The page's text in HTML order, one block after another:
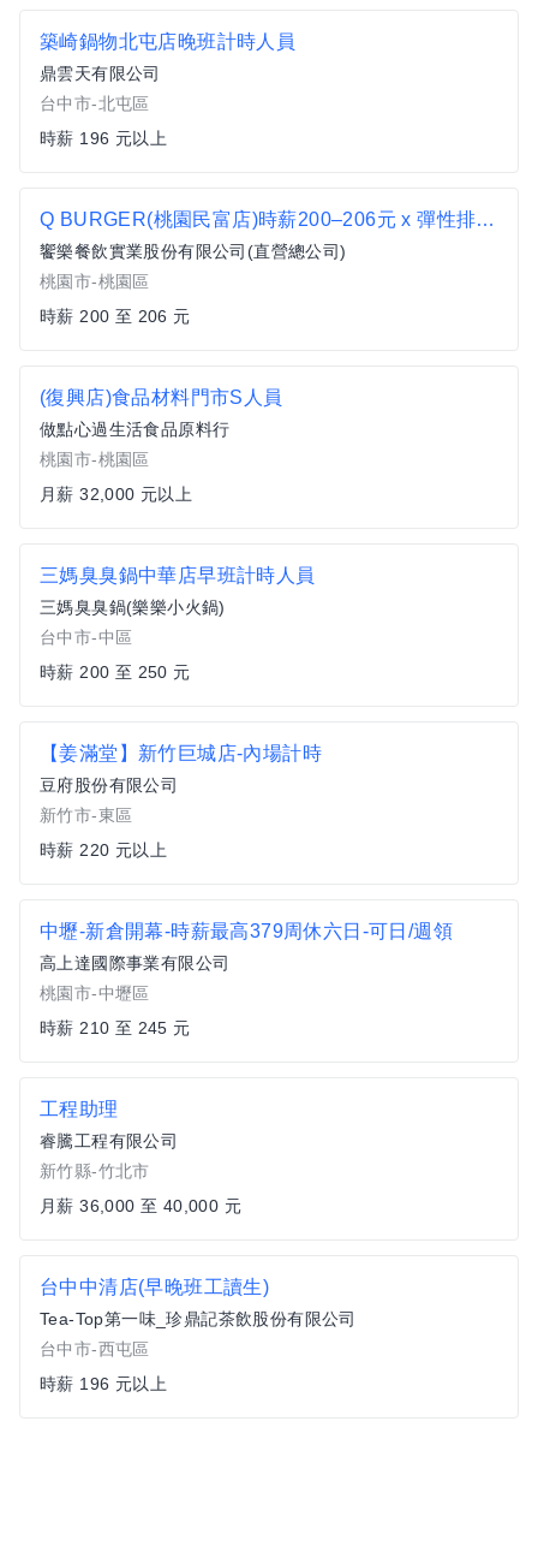
築崎鍋物北屯店晚班計時人員
鼎雲天有限公司
台中市-北屯區
時薪 196 元以上
Q BURGER(桃園民富店)時薪200–206元 x 彈性排班 x 雙週發薪快又讚
饗樂餐飲實業股份有限公司(直營總公司)
桃園市-桃園區
時薪 200 至 206 元
(復興店)食品材料門市S人員
做點心過生活食品原料行
桃園市-桃園區
月薪 32,000 元以上
三媽臭臭鍋中華店早班計時人員
三媽臭臭鍋(樂樂小火鍋)
台中市-中區
時薪 200 至 250 元
【姜滿堂】新竹巨城店-內場計時
豆府股份有限公司
新竹市-東區
時薪 220 元以上
中壢-新倉開幕-時薪最高379周休六日-可日/週領
高上達國際事業有限公司
桃園市-中壢區
時薪 210 至 245 元
工程助理
睿騰工程有限公司
新竹縣-竹北市
月薪 36,000 至 40,000 元
台中中清店(早晚班工讀生)
Tea-Top第一味_珍鼎記茶飲股份有限公司
台中市-西屯區
時薪 196 元以上